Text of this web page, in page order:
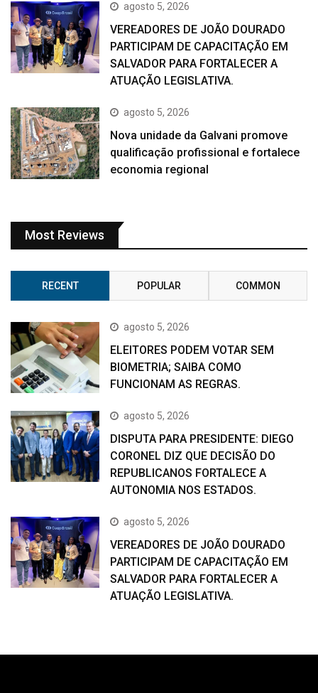
agosto 5, 2026
VEREADORES DE JOÃO DOURADO
PARTICIPAM DE CAPACITAÇÃO EM
SALVADOR PARA FORTALECER A
ATUAÇÃO LEGISLATIVA.
agosto 5, 2026
Nova unidade da Galvani promove
qualificação profissional e fortalece
economia regional
Most Reviews
RECENT POPULAR COMMON
agosto 5, 2026
ELEITORES PODEM VOTAR SEM
BIOMETRIA; SAIBA COMO
FUNCIONAM AS REGRAS.
agosto 5, 2026
DISPUTA PARA PRESIDENTE: DIEGO
CORONEL DIZ QUE DECISÃO DO
REPUBLICANOS FORTALECE A
AUTONOMIA NOS ESTADOS.
agosto 5, 2026
VEREADORES DE JOÃO DOURADO
PARTICIPAM DE CAPACITAÇÃO EM
SALVADOR PARA FORTALECER A
ATUAÇÃO LEGISLATIVA.